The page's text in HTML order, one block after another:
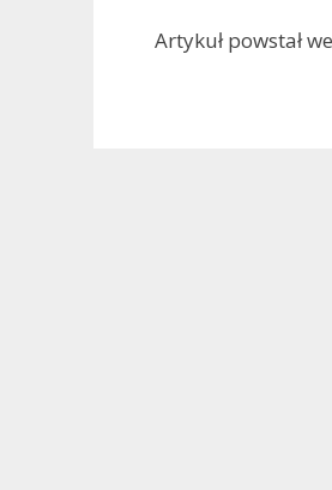
Artykuł powstał